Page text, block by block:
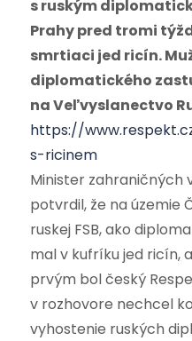
s ruským
Prahy pred tromi
smrtiaci jed ricín.
diplomatického
na Veľvyslanectvo
https://
s-ricinem
Minister zahraničných
potvrdil, že na územie
ruskej FSB, ako
mal v kufríku jed ricín,
prvým bol český
v rozhovore nechcel
vyhostenie ruských